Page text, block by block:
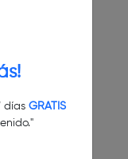
días GRATIS